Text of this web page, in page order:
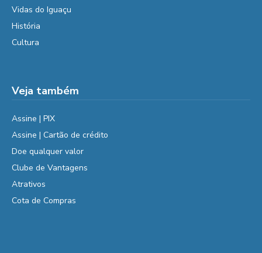
Vidas do Iguaçu
História
Cultura
Veja também
Assine | PIX
Assine | Cartão de crédito
Doe qualquer valor
Clube de Vantagens
Atrativos
Cota de Compras